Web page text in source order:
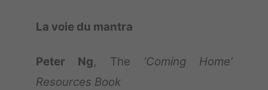
La voie du mantra
Peter Ng, The ‘Coming Home’
Resources Book